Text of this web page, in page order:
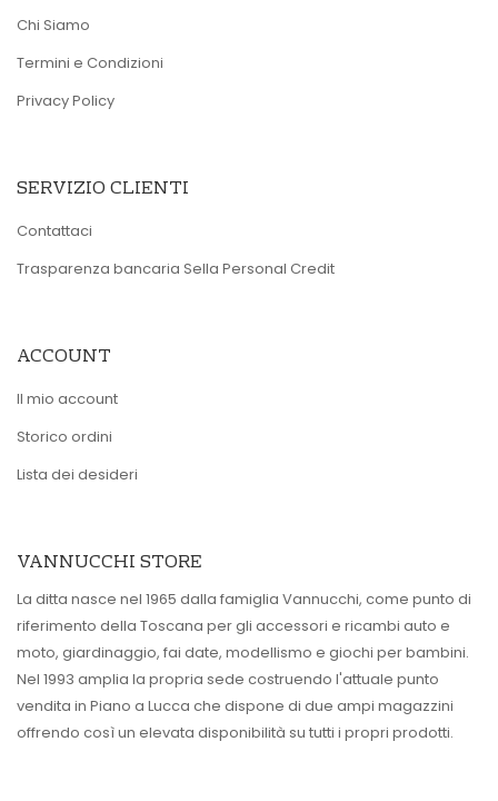
Chi Siamo
Termini e Condizioni
Privacy Policy
SERVIZIO CLIENTI
Contattaci
Trasparenza bancaria Sella Personal Credit
ACCOUNT
Il mio account
Storico ordini
Lista dei desideri
VANNUCCHI STORE
La ditta nasce nel 1965 dalla famiglia Vannucchi, come punto di
riferimento della Toscana per gli accessori e ricambi auto e
moto, giardinaggio, fai date, modellismo e giochi per bambini.
Nel 1993 amplia la propria sede costruendo l'attuale punto
vendita in Piano a Lucca che dispone di due ampi magazzini
offrendo così un elevata disponibilità su tutti i propri prodotti.